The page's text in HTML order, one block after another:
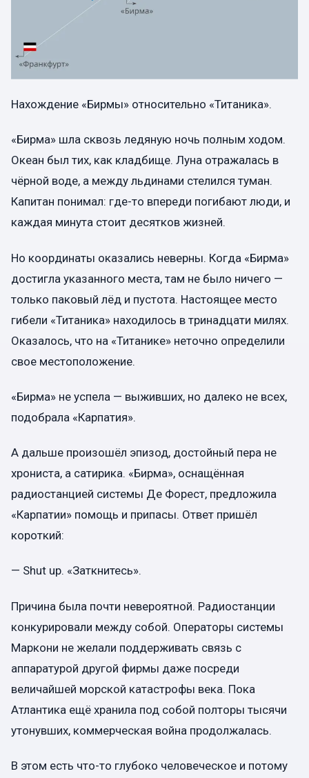
Нахождение «Бирмы» относительно «Титаника».
«Бирма» шла сквозь ледяную ночь полным ходом.
Океан был тих, как кладбище. Луна отражалась в
чёрной воде, а между льдинами стелился туман.
Капитан понимал: где-то впереди погибают люди, и
каждая минута стоит десятков жизней.
Но координаты оказались неверны. Когда «Бирма»
достигла указанного места, там не было ничего —
только паковый лёд и пустота. Настоящее место
гибели «Титаника» находилось в тринадцати милях.
Оказалось, что на «Титанике» неточно определили
свое местоположение.
«Бирма» не успела — выживших, но далеко не всех,
подобрала «Карпатия».
А дальше произошёл эпизод, достойный пера не
хрониста, а сатирика. «Бирма», оснащённая
радиостанцией системы Де Форест, предложила
«Карпатии» помощь и припасы. Ответ пришёл
короткий:
— Shut up. «Заткнитесь».
Причина была почти невероятной. Радиостанции
конкурировали между собой. Операторы системы
Маркони не желали поддерживать связь с
аппаратурой другой фирмы даже посреди
величайшей морской катастрофы века. Пока
Атлантика ещё хранила под собой полторы тысячи
утонувших, коммерческая война продолжалась.
В этом есть что-то глубоко человеческое и потому